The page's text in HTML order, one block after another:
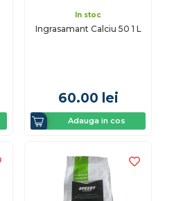
In stoc
Ingrasamant Calciu 50 1 L
60.00 lei
Adauga in cos